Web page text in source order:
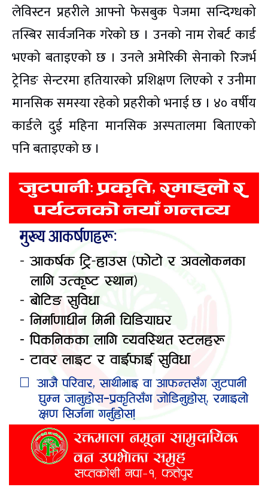
लेविस्टन प्रहरीले आफ्नो फेसबुक पेजमा सन्दिग्धको
तस्बिर सार्वजनिक गरेको छ । उनको नाम रोबर्ट कार्ड
भएको बताइएको छ । उनले अमेरिकी सेनाको रिजर्भ
ट्रेनिङ सेन्टरमा हतियारको प्रशिक्षण लिएको र उनीमा
मानसिक समस्या रहेको प्रहरीको भनाई छ । ४० वर्षीय
कार्डले दुई महिना मानसिक अस्पतालमा बिताएको
पनि बताइएको छ ।